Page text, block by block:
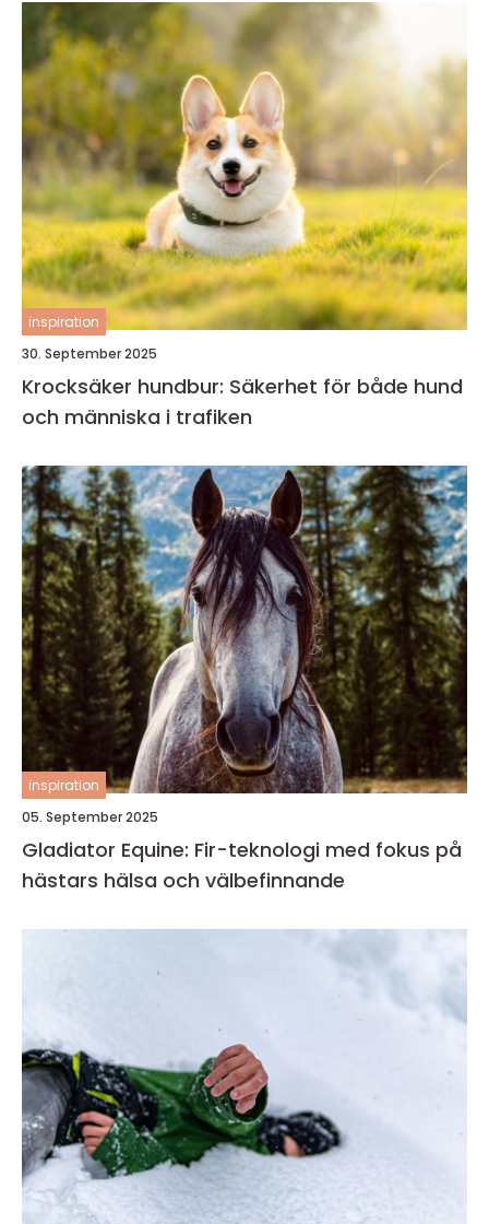
inspiration
30. September 2025
Krocksäker hundbur: Säkerhet för både hund
och människa i trafiken
inspiration
05. September 2025
Gladiator Equine: Fir-teknologi med fokus på
hästars hälsa och välbefinnande